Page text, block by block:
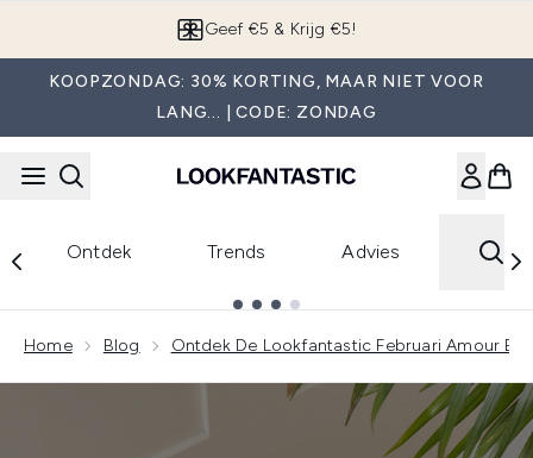
Geef €5 & Krijg €5!
KOOPZONDAG: 30% KORTING, MAAR NIET VOOR
LANG... | CODE: ZONDAG
Ontdek Trends Advies
Home Blog Ontdek De Lookfantastic Februari Amour